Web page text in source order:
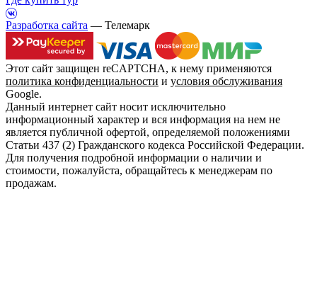
Разработка сайта — Телемарк
Этот сайт защищен reCAPTCHA, к нему применяются
политика конфиденциальности и условия обслуживания
Google.
Данный интернет сайт носит исключительно
информационный характер и вся информация на нем не
является публичной офертой, определяемой положениями
Статьи 437 (2) Гражданского кодекса Российской Федерации.
Для получения подробной информации о наличии и
стоимости, пожалуйста, обращайтесь к менеджерам по
продажам.